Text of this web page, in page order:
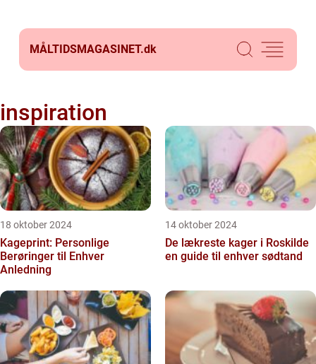
MÅLTIDSMAGASINET.dk
inspiration
18 oktober 2024
Kageprint: Personlige
Berøringer til Enhver
Anledning
14 oktober 2024
De lækreste kager i Roskilde
en guide til enhver sødtand